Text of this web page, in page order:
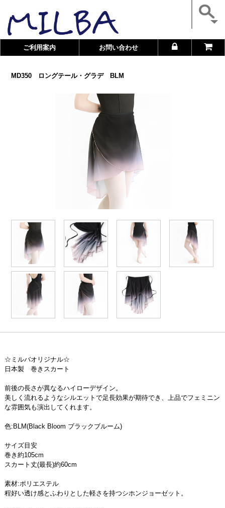
ご利用案内 お問い合わせ
MD350 ロングテール・グラデ BLM
☆ミルバオリジナル☆
日本製 巻きスカート
前後の長さが異なるハイローデザイン。
美しく流れるようなシルエットで足長効果が期待でき、上品でフェミニン
な雰囲気も演出してくれます。
色:BLM(Black Bloom ブラックブルーム)
サイズ目安
巻き約105cm
スカート丈(最長)約60cm
素材:ポリエステル
程好い透け感とふわりとした軽さを持つシホンジョーゼット。